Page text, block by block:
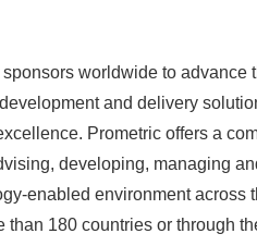
worldwide to advance
and delivery
Prometric offers a
developing, managing
enabled environment across
than 180 countries or through